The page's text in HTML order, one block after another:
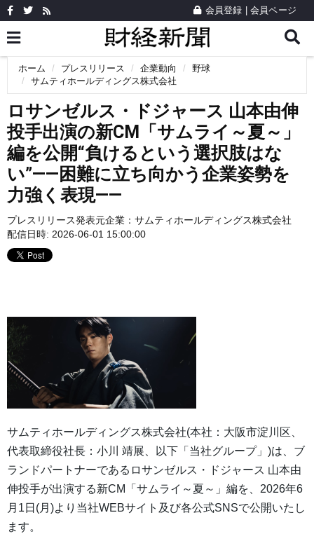
会員登録 会員ページ
ホーム プレスリリース 企業動向
野球
サムティホールディングス株式会社
ロサンゼルス・ドジャース 山本由伸
投手出演の新CM「サムライ～夏～」
編を公開“負けるという選択肢はな
い”――困難に立ち向かう企業姿勢を
力強く表現――
プレスリリース発表元企業： サムティホールディングス株式会社
配信日時: 2026-06-01 15:00:00
サムティホールディングス株式会社(本社：大阪市淀川区、
代表取締役社長：小川 靖展、以下「当社グループ」)は、ブ
ランドパートナーであるロサンゼルス・ドジャース 山本由
伸投手が出演する新CM「サムライ～夏～」編を、2026年6
月1日(月)より当社WEBサイト及び各公式SNSで公開いたし
ます。